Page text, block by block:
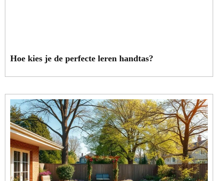
Hoe kies je de perfecte leren handtas?